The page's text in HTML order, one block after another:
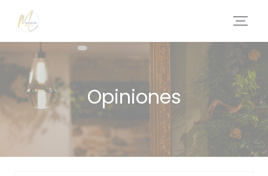
Personalización de sus opciones de cookies
Opiniones